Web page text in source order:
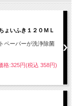
いふき１２０ＭＬ
ペーパーが洗浄除菌
格:325円(税込 358円)